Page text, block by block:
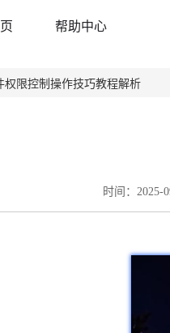
帮助中心
权限控制操作技巧教程解析
时间：2025-